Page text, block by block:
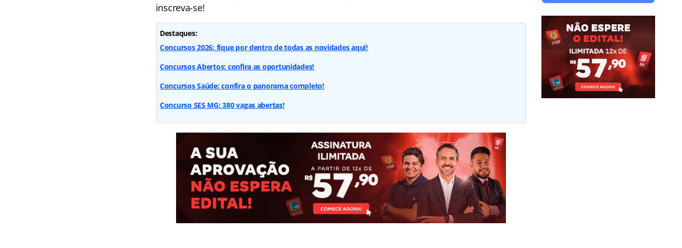
inscreva-se!
Destaques:
Concursos 2026: fique por dentro de todas as novidades aqui!
Concursos Abertos: confira as oportunidades!
Concursos Saúde: confira o panorama completo!
Concurso SES MG: 380 vagas abertas!